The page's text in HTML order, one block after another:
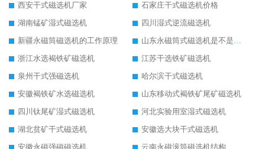
西安干式磁选机厂家
石家庄干式磁选机价格
湖南锰矿湿式磁选机
四川湿式逆流磁选机
新疆永磁筒磁选机的工作原理
山东永磁筒式磁选机是不是强磁
浙江水选褐铁矿磁选机
江苏干选铁矿磁选机
泉州干式强磁选机
哈尔滨干式磁选机
安徽褐铁矿水选磁选机
山东移动式褐铁矿尾矿磁选机
四川钛尾矿湿式磁选机
河北实验用室湿式磁选机
湖北贫矿干式磁选机
安徽选大块干式磁选机
安徽永磁强磁磁选机
云南永磁滚筒磁选机结构